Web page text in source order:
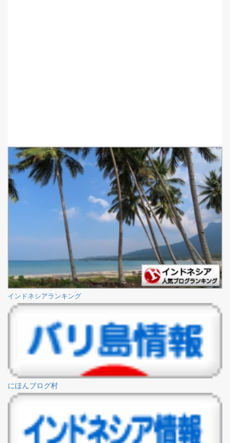
インドネシアランキング
にほんブログ村